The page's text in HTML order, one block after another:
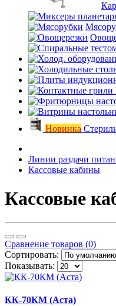
Новинка
Линии раздачи
Кассовые кабины
Кассовые
Сравнение товаров (0)
Сортировать:
Показывать:
КК-70КМ (Аста)